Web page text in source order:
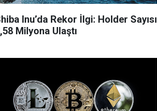
Inu’da Rekor İlgi: Holder Sayısı
Milyona Ulaştı